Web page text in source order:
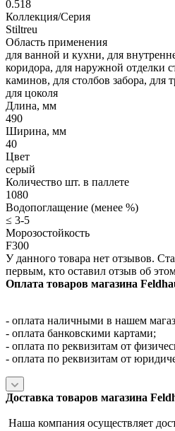
0.518
Коллекция/Серия
Stiltreu
Область применения
для ванной и кухни, для
коридора, для наружной отделки
каминов, для столбов забора, для
для цоколя
Длина, мм
490
Ширина, мм
40
Цвет
серый
Количество шт. в паллете
1080
Водопоглащение (менее %)
≤ 3-5
Морозостойкость
F300
У данного товара нет отзывов.
первым, кто оставил отзыв об
Оплата товаров магазина
- оплата наличными в нашем
- оплата банковскими картами;
- оплата по реквизитам от
- оплата по реквизитам от
Доставка товаров магазина
Наша компания осуществляет